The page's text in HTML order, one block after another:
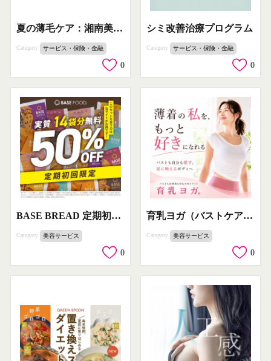
夏の薄毛ケア：湘南美容クリニックのAGA治療
Category サービス・保険・金融
0
シミ改善治療プログラム
Category サービス・保険・金融
0
BASE BREAD 定期初回お試しセット（栄養バランス食パン）
Category 美容サービス
0
育乳ヨガ（バストケア女性向けヨガ）
Category 美容サービス
0